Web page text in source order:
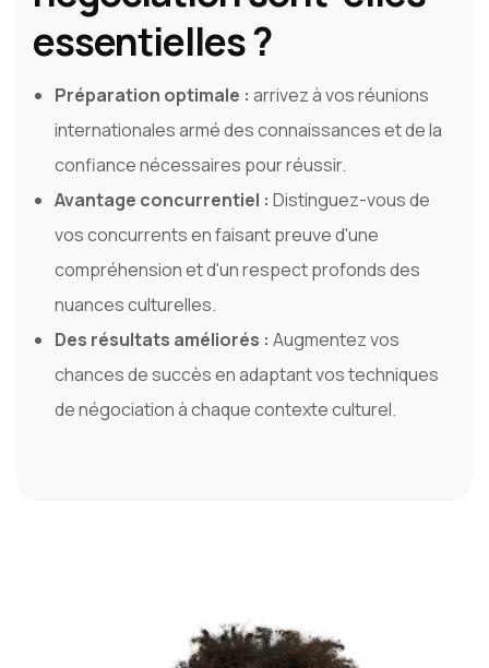
essentielles ?
Préparation optimale : arrivez à vos réunions
internationales armé des connaissances et de la
confiance nécessaires pour réussir.
Avantage concurrentiel : Distinguez-vous de
vos concurrents en faisant preuve d'une
compréhension et d'un respect profonds des
nuances culturelles.
Des résultats améliorés : Augmentez vos
chances de succès en adaptant vos techniques
de négociation à chaque contexte culturel.